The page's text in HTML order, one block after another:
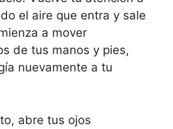
el aire que entra y sale
a mover
de tus manos y pies,
nuevamente a tu
abre tus ojos